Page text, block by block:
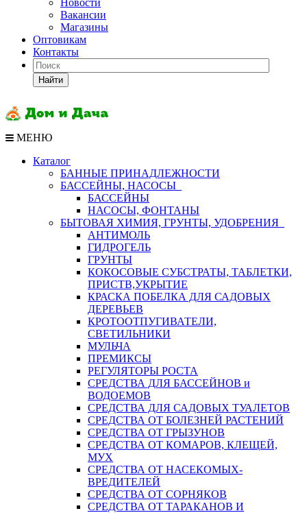
Новости
Вакансии
Магазины
Оптовикам
Контакты
Найти
МЕНЮ
Каталог
БАННЫЕ ПРИНАДЛЕЖНОСТИ
БАССЕЙНЫ, НАСОСЫ
БАССЕЙНЫ
НАСОСЫ, ФОНТАНЫ
БЫТОВАЯ ХИМИЯ, ГРУНТЫ, УДОБРЕНИЯ
АНТИМОЛЬ
ГИДРОГЕЛЬ
ГРУНТЫ
КОКОСОВЫЕ СУБСТРАТЫ, ТАБЛЕТКИ,
ПРИСТВ,УКРЫТИЕ
КРАСКА ПОБЕЛКА ДЛЯ САДОВЫХ
ДЕРЕВЬЕВ
КРОТООТПУГИВАТЕЛИ,
СВЕТИЛЬНИКИ
МУЛЬЧА
ПРЕМИКСЫ
РЕГУЛЯТОРЫ РОСТА
СРЕДСТВА ДЛЯ БАССЕЙНОВ и
ВОДОЕМОВ
СРЕДСТВА ДЛЯ САДОВЫХ ТУАЛЕТОВ
СРЕДСТВА ОТ БОЛЕЗНЕЙ РАСТЕНИЙ
СРЕДСТВА ОТ ГРЫЗУНОВ
СРЕДСТВА ОТ КОМАРОВ, КЛЕЩЕЙ,
МУХ
СРЕДСТВА ОТ НАСЕКОМЫХ-
ВРЕДИТЕЛЕЙ
СРЕДСТВА ОТ СОРНЯКОВ
СРЕДСТВА ОТ ТАРАКАНОВ И